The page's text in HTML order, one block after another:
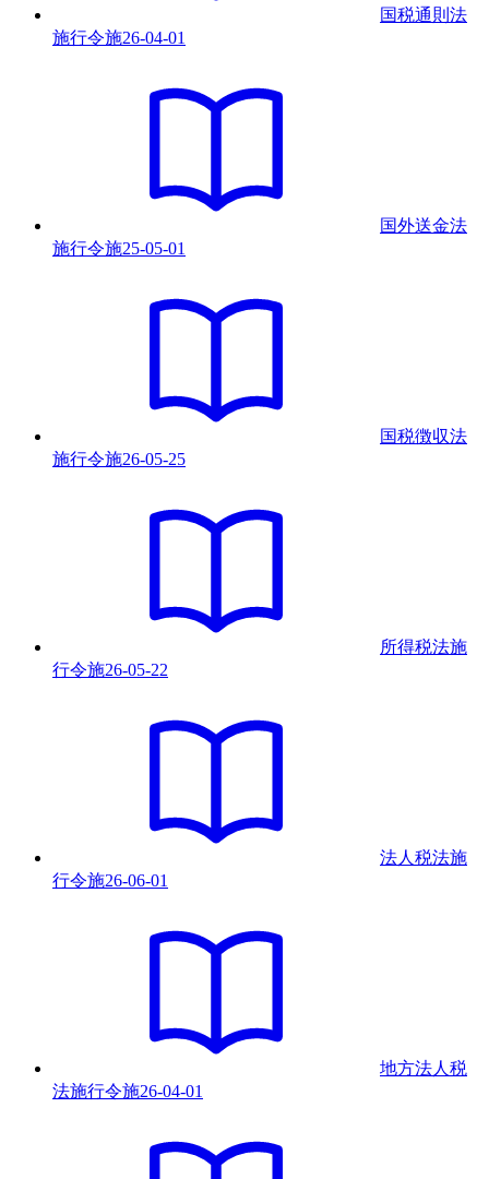
国税通則法
施行令施26-04-01
国外送金法
施行令施25-05-01
国税徴収法
施行令施26-05-25
所得税法施
行令施26-05-22
法人税法施
行令施26-06-01
地方法人税
法施行令施26-04-01